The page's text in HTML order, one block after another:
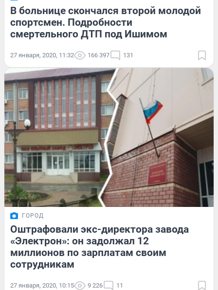
В больнице скончался второй молодой
спортсмен. Подробности
смертельного ДТП под Ишимом
27 января, 2020, 11:32 166 397 131
ГОРОД
Оштрафовали экс-директора завода
«Электрон»: он задолжал 12
миллионов по зарплатам своим
сотрудникам
27 января, 2020, 10:15 9 226 11